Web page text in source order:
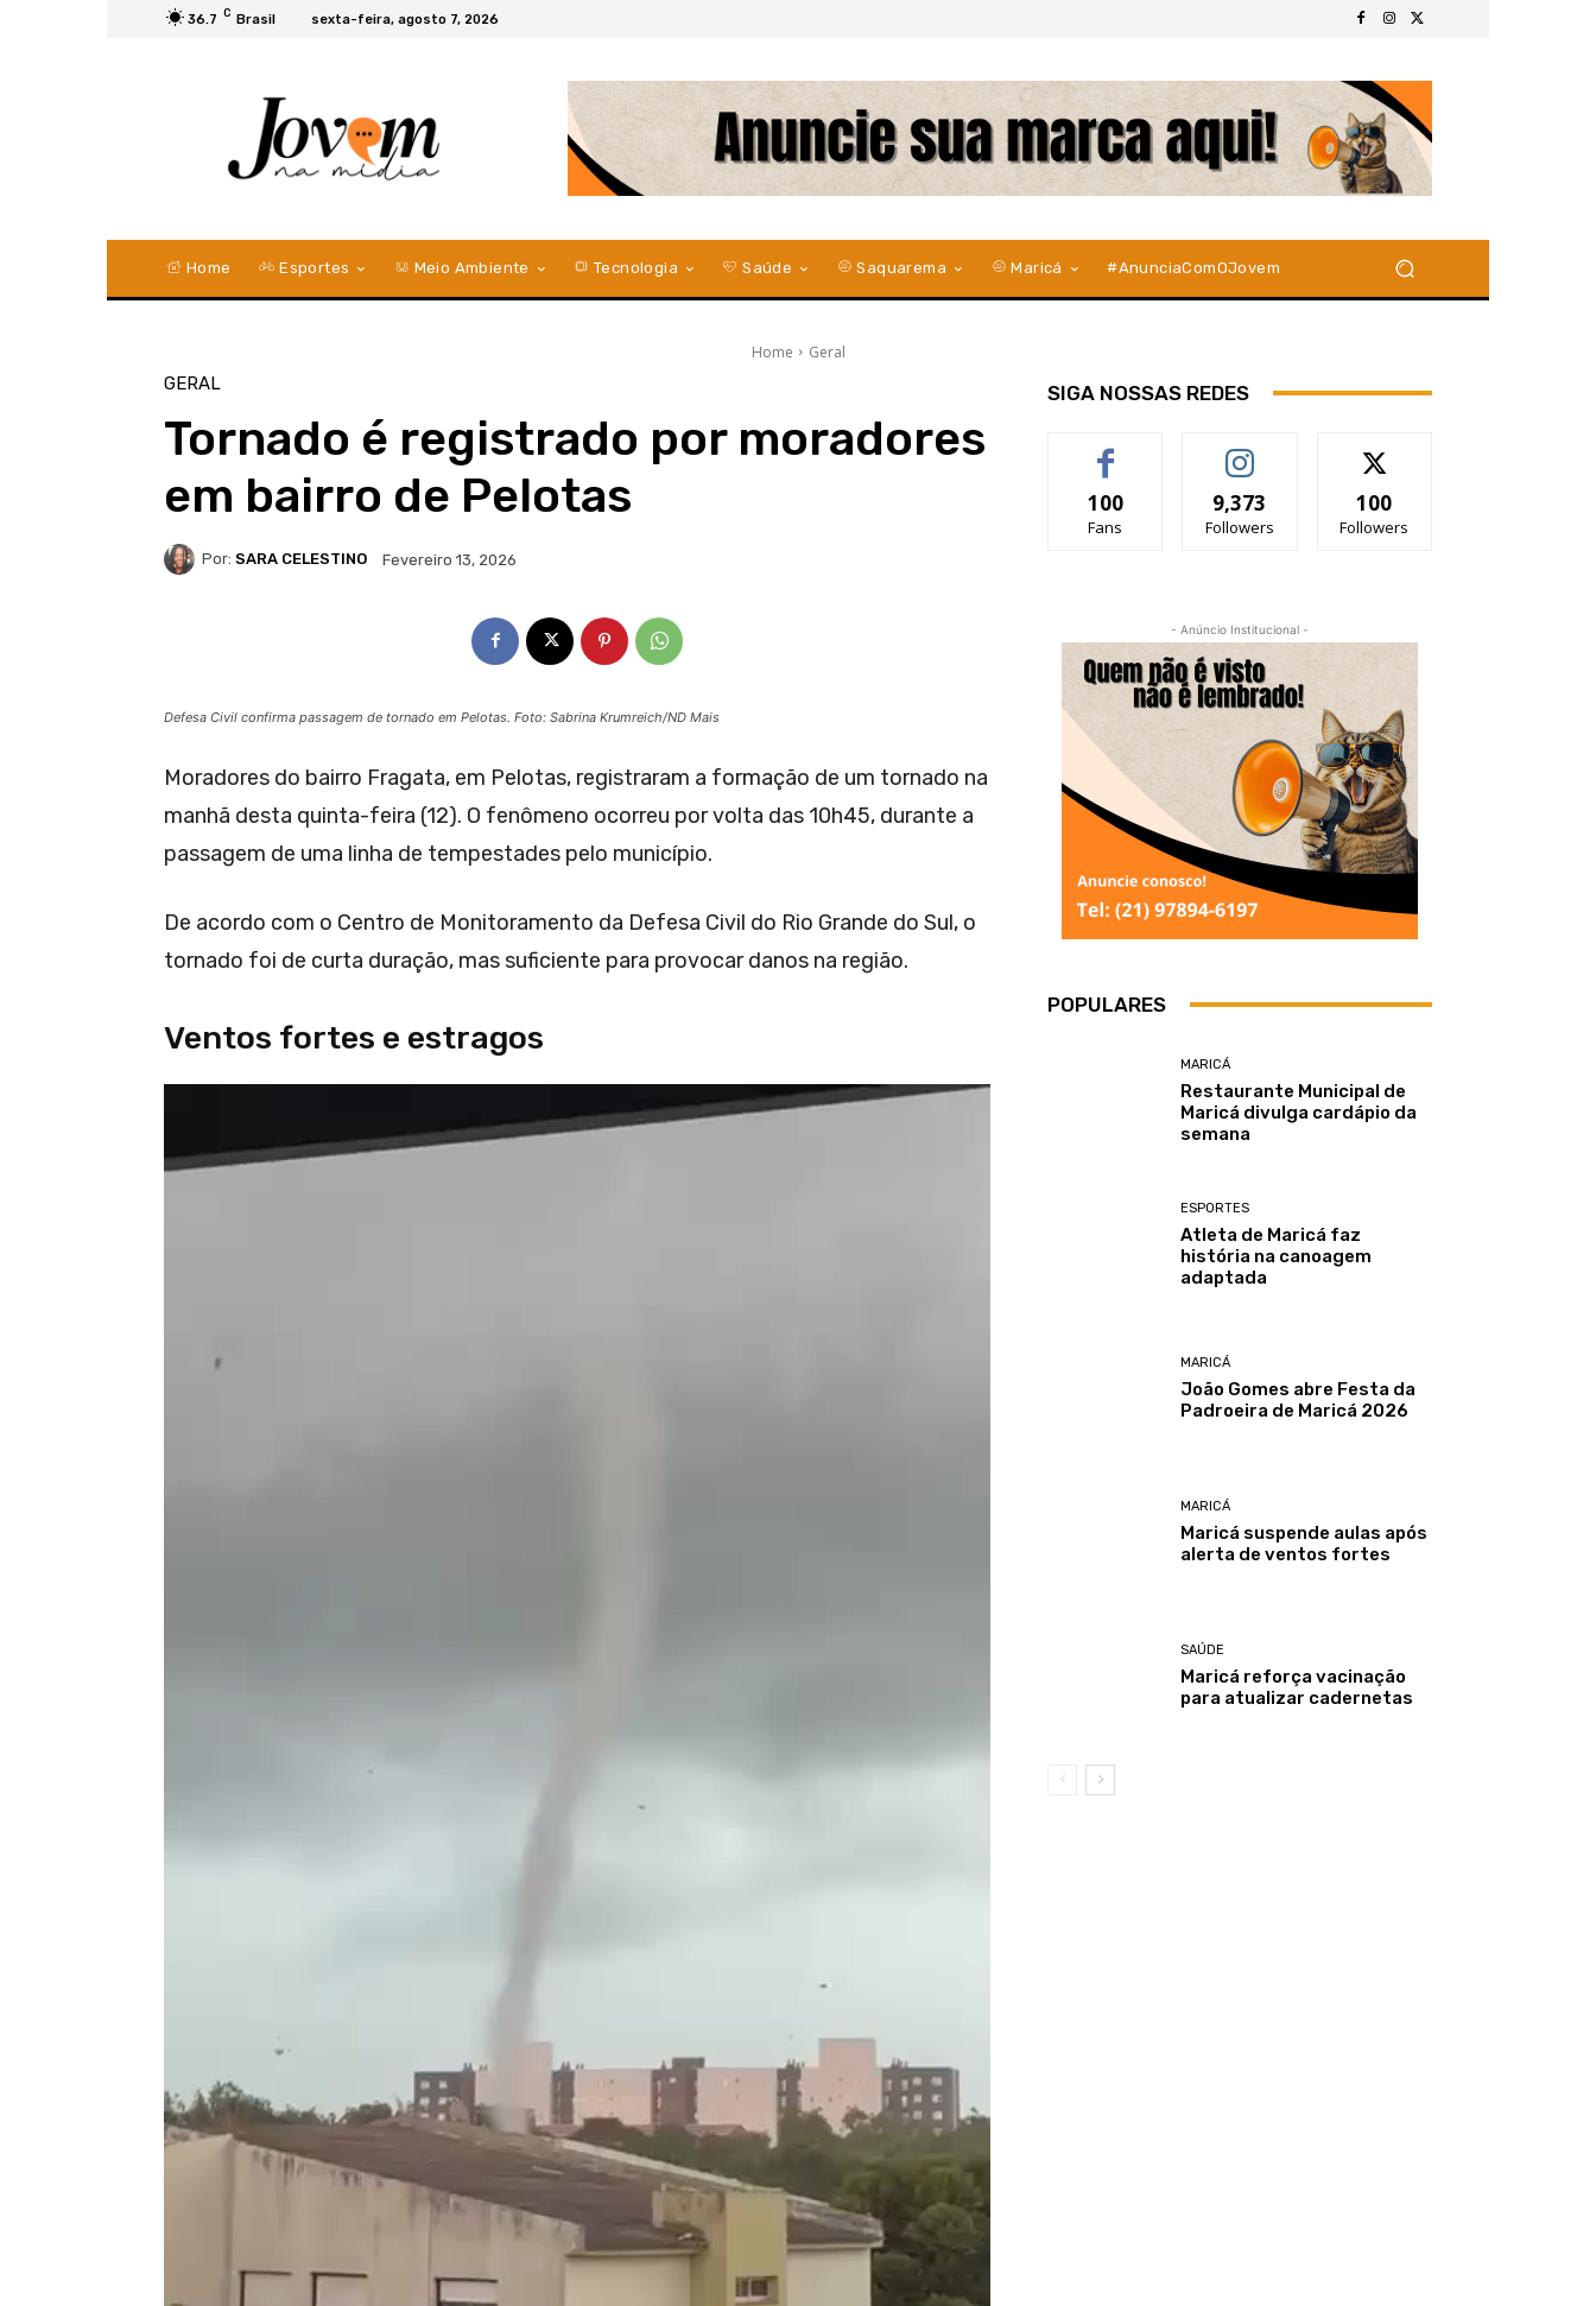
36.7 C Brasil sexta-feira, agosto 7, 2026
Home Esportes Meio Ambiente Tecnologia Saúde Saquarema Maricá #AnunciaComOJovem
Home Geral
GERAL
Tornado é registrado por moradores
em bairro de Pelotas
Por: SARA CELESTINO Fevereiro 13, 2026
Defesa Civil confirma passagem de tornado em Pelotas. Foto: Sabrina Krumreich/ND Mais
Moradores do bairro Fragata, em Pelotas, registraram a formação de um tornado na
manhã desta quinta-feira (12). O fenômeno ocorreu por volta das 10h45, durante a
passagem de uma linha de tempestades pelo município.
De acordo com o Centro de Monitoramento da Defesa Civil do Rio Grande do Sul, o
tornado foi de curta duração, mas suficiente para provocar danos na região.
Ventos fortes e estragos
SIGA NOSSAS REDES
100
Fans
9,373
Followers
100
Followers
- Anúncio Institucional -
POPULARES
MARICÁ
Restaurante Municipal de
Maricá divulga cardápio da
semana
ESPORTES
Atleta de Maricá faz
história na canoagem
adaptada
MARICÁ
João Gomes abre Festa da
Padroeira de Maricá 2026
MARICÁ
Maricá suspende aulas após
alerta de ventos fortes
SAÚDE
Maricá reforça vacinação
para atualizar cadernetas